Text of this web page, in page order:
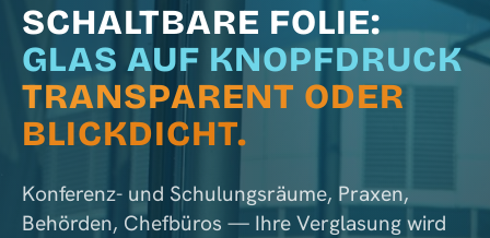
SCHALTBARE FOLIE:
GLAS AUF KNOPFDRUCK
TRANSPARENT ODER
BLICKDICHT.
Konferenz- und Schulungsräume, Praxen,
Behörden, Chefbüros — Ihre Verglasung wird